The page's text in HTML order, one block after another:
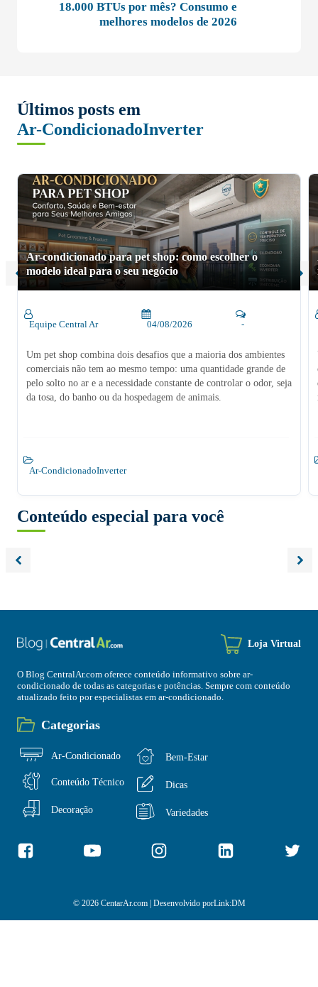
18.000 BTUs por mês? Consumo e
melhores modelos de 2026
Últimos posts em
Ar-CondicionadoInverter
Ar-condicionado para pet shop: como escolher o
modelo ideal para o seu negócio
Equipe Central Ar 04/08/2026 -
Um pet shop combina dois desafios que a maioria dos ambientes
comerciais não tem ao mesmo tempo: uma quantidade grande de
pelo solto no ar e a necessidade constante de controlar o odor, seja
da tosa, do banho ou da hospedagem de animais.
Ar-CondicionadoInverter
Conteúdo especial para você
Loja Virtual
O Blog CentralAr.com oferece conteúdo informativo sobre ar-
condicionado de todas as categorias e potências. Sempre com conteúdo
atualizado feito por especialistas em ar-condicionado.
Categorias
Ar-Condicionado
Conteúdo Técnico
Decoração
Bem-Estar
Dicas
Variedades
© 2026 CentarAr.com | Desenvolvido porLink:DM